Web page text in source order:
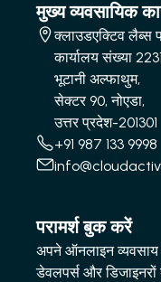
मुख्य व्यवसायिक
क्लाउडएक्टिव लैब्स
कार्यालय संख्या
भूटानी अल्फाथुम,
सेक्टर 90, नोएडा,
उत्तर प्रदेश-201301
+91 987 133 9998
परामर्श बुक करें
अपने ऑनलाइन व्यवसाय
डेवलपर्स और